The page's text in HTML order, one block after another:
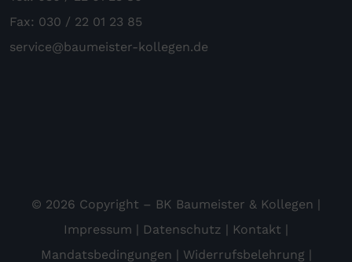
Fax: 030 / 22 01 23 85
service@baumeister-kollegen.de
© 2026 Copyright – BK Baumeister & Kollegen |
Impressum | Datenschutz | Kontakt |
Mandatsbedingungen | Widerrufsbelehrung |